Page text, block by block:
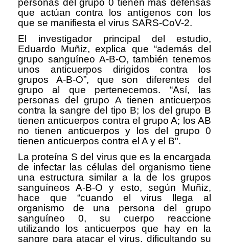
personas del grupo 0 tienen más defensas
que actúan contra los antígenos con los
que se manifiesta el virus SARS-CoV-2.
El investigador principal del estudio,
Eduardo Muñiz, explica que “además del
grupo sanguíneo A-B-O, también tenemos
unos anticuerpos dirigidos contra los
grupos A-B-O”, que son diferentes del
grupo al que pertenecemos. “Así, las
personas del grupo A tienen anticuerpos
contra la sangre del tipo B; los del grupo B
tienen anticuerpos contra el grupo A; los AB
no tienen anticuerpos y los del grupo 0
tienen anticuerpos contra el A y el B".
La proteína S del virus que es la encargada
de infectar las células del organismo tiene
una estructura similar a la de los grupos
sanguíneos A-B-O y esto, según Muñiz,
hace que “cuando el virus llega al
organismo de una persona del grupo
sanguíneo 0, su cuerpo reaccione
utilizando los anticuerpos que hay en la
sangre para atacar el virus, dificultando su